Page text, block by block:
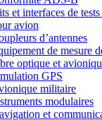
et interfaces de
avion
d’antennes
de mesure
optique et
GPS
militaire
modulaires
et